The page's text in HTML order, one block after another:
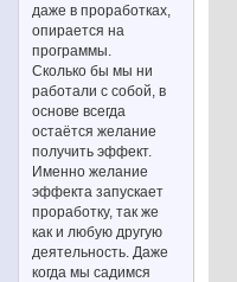
даже в проработках,
опирается на
программы.
Сколько бы мы ни
работали с собой, в
основе всегда
остаётся желание
получить эффект.
Именно желание
эффекта запускает
проработку, так же
как и любую другую
деятельность. Даже
когда мы садимся